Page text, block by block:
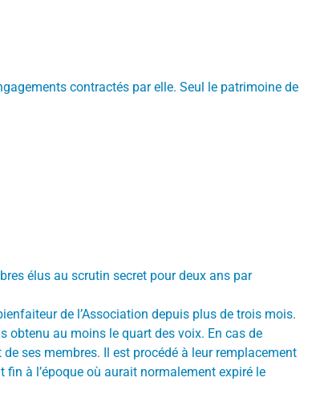
contractés par elle. Seul le patrimoine de
élus au scrutin secret pour deux ans par
de l’Association depuis plus de trois mois.
obtenu au moins le quart des voix. En cas de
ses membres. Il est procédé à leur remplacement
à l’époque où aurait normalement expiré le